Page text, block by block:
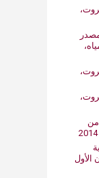
من
الجمعة 5 كانون الأول